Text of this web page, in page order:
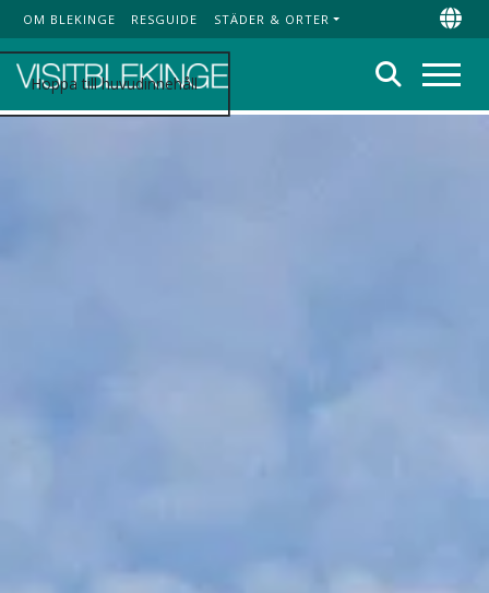
Hoppa till huvudinnehåll
Top Menu
OM BLEKINGE RESGUIDE STÄDER & ORTER
Sök